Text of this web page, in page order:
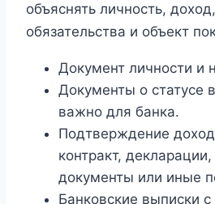
объяснять личность,
обязательства и объект
Документ личности и
Документы о статусе
важно для банка.
Подтверждение
контракт, декларации,
документы или иные
Банковские выписки